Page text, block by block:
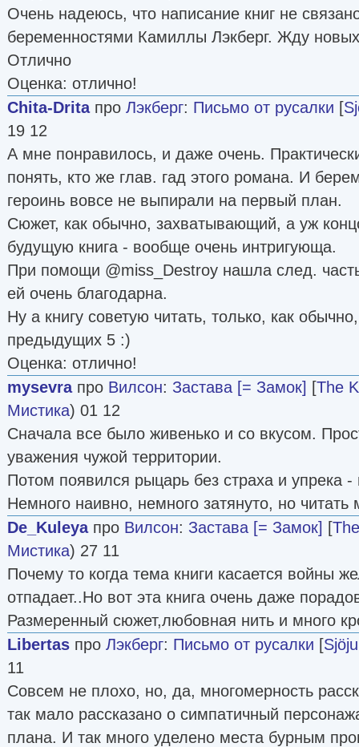
Очень надеюсь, что написание книг не
беременностями Камиллы Лэкберг. Жду
Отлично
Оценка: отлично!
Chita-Dritaпро Лэкберг: Письмо от русалки [
19 12
А мне понравилось, и даже очень.
понять, кто же глав. гад этого романа. И
героинь вовсе не выпирали на первый план.
Сюжет, как обычно, захватывающий, а уж
будущую книга - вообще очень интригующа.
При помощи @miss_Destroy нашла след.
ей очень благодарна.
Ну а книгу советую читать, только, как
предыдущих 5 :)
Оценка: отлично!
mysevraпро Вилсон: Застава [= Замок] [The
Мистика) 01 12
Сначала все было живенько и со вкусом.
уважения чужой территории.
Потом появился рыцарь без страха и упрека -
Немного наивно, немного затянуто, но читать
De_Kuleyaпро Вилсон: Застава [= Замок] [
Мистика) 27 11
Почему то когда тема книги касается войны
отпадает..Но вот эта книга очень даже
Размеренный сюжет,любовная нить и много
Libertas про Лэкберг: Письмо от русалки [
11
Совсем не плохо, но, да, многомерность
так мало рассказано о симпатичный
плана. И так много уделено места бурным